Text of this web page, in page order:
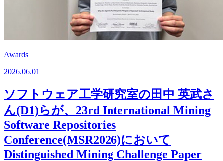
Awards
2026.06.01
ソフトウェア工学研究室の田中 英武さ
ん(D1)らが、23rd International Mining
Software Repositories
Conference(MSR2026)において
Distinguished Mining Challenge Paper